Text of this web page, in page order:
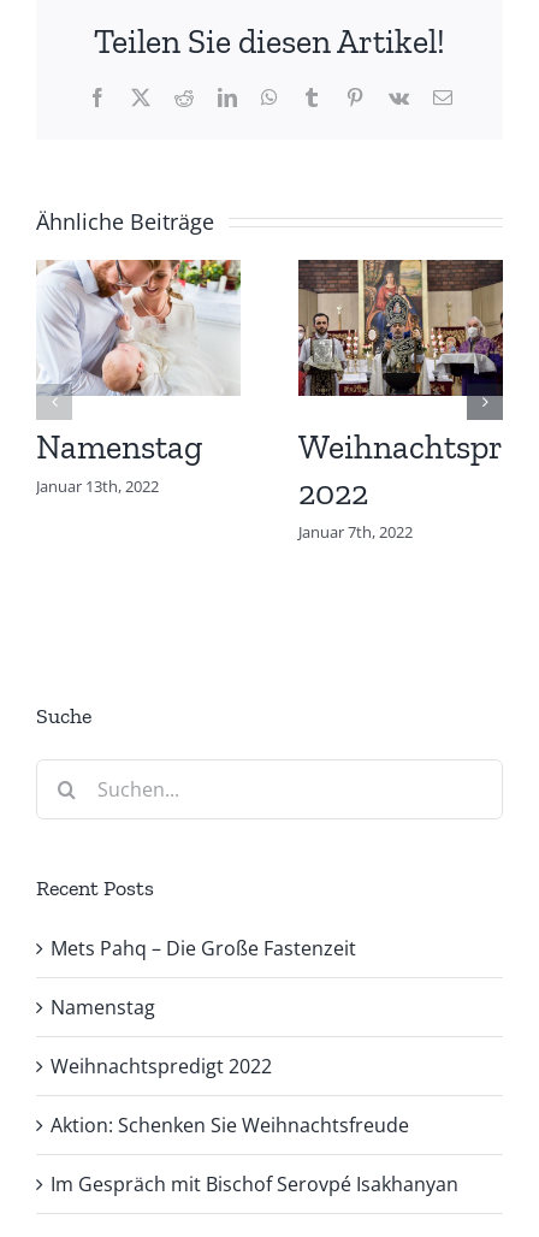
Teilen Sie diesen Artikel!
Facebook
X RedditLinkedInWhatsApp
TumblrPinterest
Vk
E-
Ähnliche Beiträge
Namenstag
Januar 13th, 2022
2022
Januar 7th, 2022
Suche
Suche
nach:
Recent Posts
Mets Pahq – Die Große Fastenzeit
Namenstag
Weihnachtspredigt 2022
Aktion: Schenken Sie Weihnachtsfreude
Im Gespräch mit Bischof Serovpé Isakhanyan